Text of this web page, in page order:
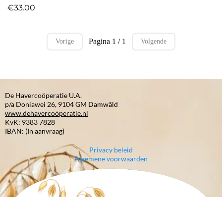
€33.00
Vorige Pagina 1 / 1 Volgende
De Havercoöperatie U.A.
p/a Doniawei 26, 9104 GM Damwâld
www.dehavercoöperatie.nl
KvK: 9383 7828
IBAN: (In aanvraag)
Privacy beleid
Algemene voorwaarden